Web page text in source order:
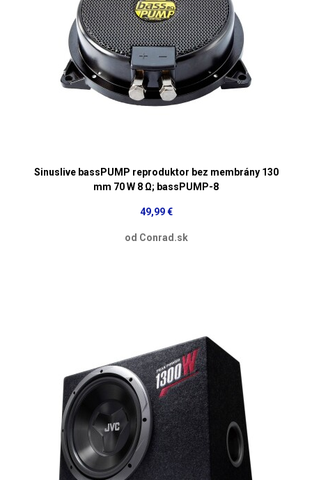
Sinuslive bassPUMP reproduktor bez membrány 130
mm 70 W 8 Ω; bassPUMP-8
49,99 €
od Conrad.sk